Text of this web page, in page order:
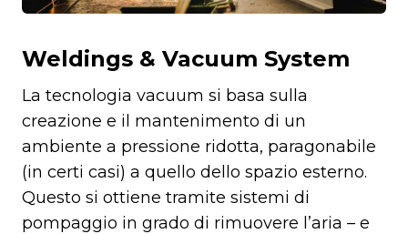
Weldings & Vacuum System
La tecnologia vacuum si basa sulla
creazione e il mantenimento di un
ambiente a pressione ridotta, paragonabile
(in certi casi) a quello dello spazio esterno.
Questo si ottiene tramite sistemi di
pompaggio in grado di rimuovere l’aria – e